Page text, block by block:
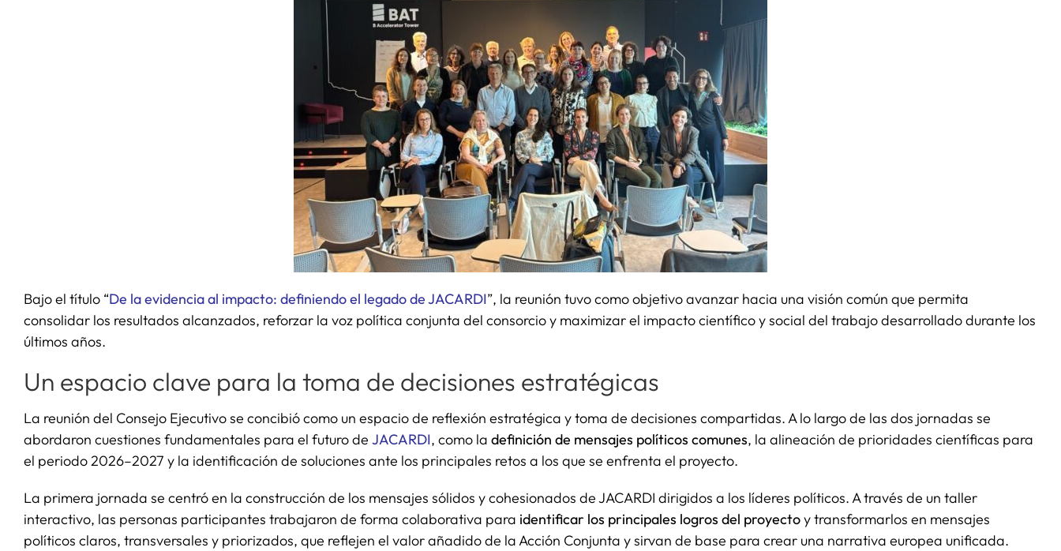
Bajo el título “De la evidencia al impacto: definiendo el legado de JACARDI”, la reunión tuvo como objetivo avanzar hacia una visión común que permita
consolidar los resultados alcanzados, reforzar la voz política conjunta del consorcio y maximizar el impacto científico y social del trabajo desarrollado durante los
últimos años.
Un espacio clave para la toma de decisiones estratégicas
La reunión del Consejo Ejecutivo se concibió como un espacio de reflexión estratégica y toma de decisiones compartidas. A lo largo de las dos jornadas se
abordaron cuestiones fundamentales para el futuro de JACARDI, como la definición de mensajes políticos comunes, la alineación de prioridades científicas para
el periodo 2026–2027 y la identificación de soluciones ante los principales retos a los que se enfrenta el proyecto.
La primera jornada se centró en la construcción de los mensajes sólidos y cohesionados de JACARDI dirigidos a los líderes políticos. A través de un taller
interactivo, las personas participantes trabajaron de forma colaborativa para identificar los principales logros del proyectoy transformarlos en mensajes
políticos claros, transversales y priorizados, que reflejen el valor añadido de la Acción Conjunta y sirvan de base para crear una narrativa europea unificada.